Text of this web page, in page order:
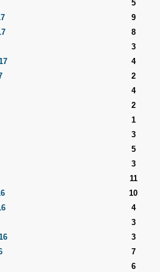
5
9
8
3
4
2
4
2
1
3
5
3
11
10
4
3
3
7
6